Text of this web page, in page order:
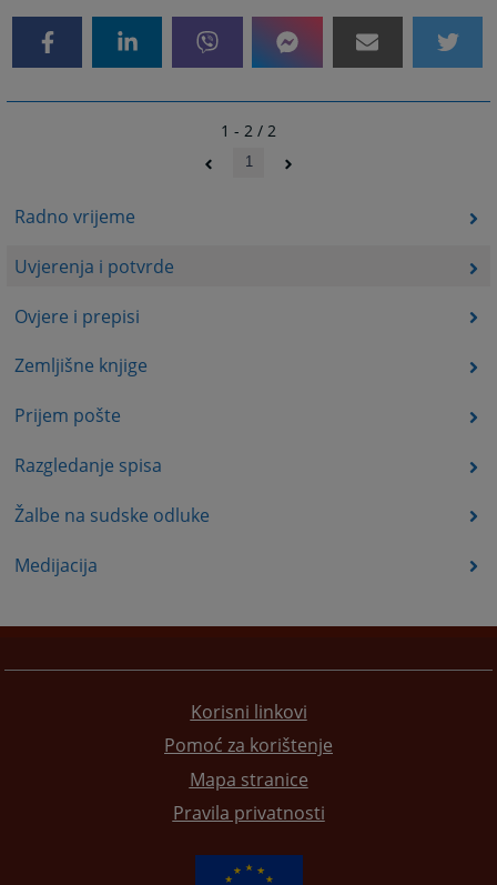
Radno vrijeme
Uvjerenja i potvrde
Ovjere i prepisi
Zemljišne knjige
Prijem pošte
Razgledanje spisa
Žalbe na sudske odluke
Medijacija
1 - 2 / 2
1
Korisni linkovi
Pomoć za korištenje
Mapa stranice
Pravila privatnosti